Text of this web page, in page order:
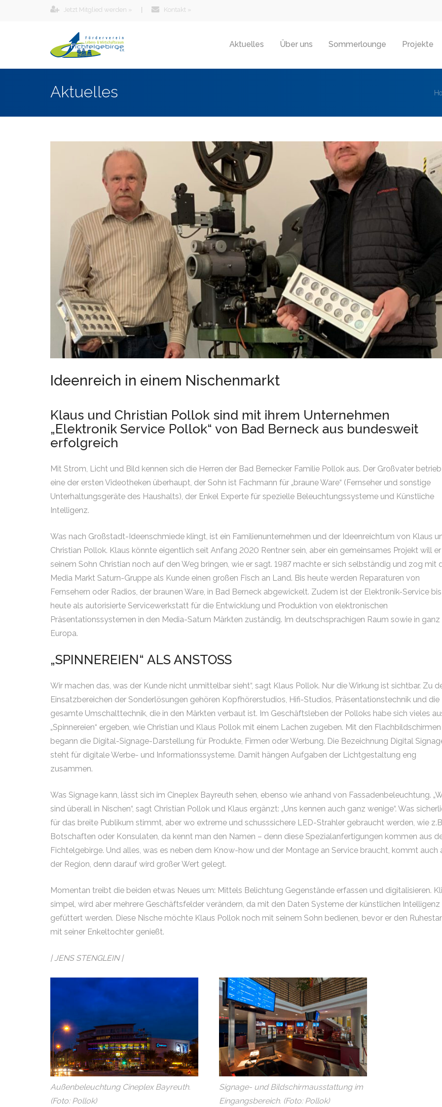
Jetzt Mitglied werden » Kontakt »
Aktuelles Über uns Sommerlounge Projekte
Aktuelles
Ideenreich in einem Nischenmarkt
Klaus und Christian Pollok sind mit ihrem Unternehmen
„Elektronik Service Pollok“ von Bad Berneck aus bundesweit
erfolgreich
Mit Strom, Licht und Bild kennen sich die Herren der Bad Bernecker Familie Pollok aus. Der Großvater betrieb
eine der ersten Videotheken überhaupt, der Sohn ist Fachmann für „braune Ware“ (Fernseher und sonstige
Unterhaltungsgeräte des Haushalts), der Enkel Experte für spezielle Beleuchtungssysteme und Künstliche
Intelligenz.
Was nach Großstadt-Ideenschmiede klingt, ist ein Familienunternehmen und der Ideenreichtum von Klaus
Christian Pollok. Klaus könnte eigentlich seit Anfang 2020 Rentner sein, aber ein gemeinsames Projekt will
seinem Sohn Christian noch auf den Weg bringen, wie er sagt. 1987 machte er sich selbständig und zog mit
Media Markt Saturn-Gruppe als Kunde einen großen Fisch an Land. Bis heute werden Reparaturen von
Fernsehern oder Radios, der braunen Ware, in Bad Berneck abgewickelt. Zudem ist der Elektronik-Service bis
heute als autorisierte Servicewerkstatt für die Entwicklung und Produktion von elektronischen
Präsentationssystemen in den Media-Saturn Märkten zuständig. Im deutschsprachigen Raum sowie in ganz
Europa.
„SPINNEREIEN“ ALS ANSTOSS
Wir machen das, was der Kunde nicht unmittelbar sieht“, sagt Klaus Pollok. Nur die Wirkung ist sichtbar. Zu
Einsatzbereichen der Sonderlösungen gehören Kopfhörerstudios, Hifi-Studios, Präsentationstechnik und die
gesamte Umschalttechnik, die in den Märkten verbaut ist. Im Geschäftsleben der Polloks habe sich vieles
„Spinnereien“ ergeben, wie Christian und Klaus Pollok mit einem Lachen zugeben. Mit den Flachbildschirmen
begann die Digital-Signage-Darstellung für Produkte, Firmen oder Werbung. Die Bezeichnung Digital
steht für digitale Werbe- und Informationssysteme. Damit hängen Aufgaben der Lichtgestaltung eng
zusammen.
Was Signage kann, lässt sich im Cineplex Bayreuth sehen, ebenso wie anhand von Fassadenbeleuchtung.
sind überall in Nischen“, sagt Christian Pollok und Klaus ergänzt: „Uns kennen auch ganz wenige“. Was
für das breite Publikum stimmt, aber wo extreme und schusssichere LED-Strahler gebraucht werden, wie
Botschaften oder Konsulaten, da kennt man den Namen – denn diese Spezialanfertigungen kommen aus
Fichtelgebirge. Und alles, was es neben dem Know-how und der Montage an Service braucht, kommt auch
der Region, denn darauf wird großer Wert gelegt.
Momentan treibt die beiden etwas Neues um: Mittels Belichtung Gegenstände erfassen und digitalisieren.
simpel, wird aber mehrere Geschäftsfelder verändern, da mit den Daten Systeme der künstlichen Intelligenz
gefüttert werden. Diese Nische möchte Klaus Pollok noch mit seinem Sohn bedienen, bevor er den
mit seiner Enkeltochter genießt.
| JENS STENGLEIN |
Außenbeleuchtung Cineplex Bayreuth.
(Foto: Pollok)
Signage- und Bildschirmausstattung im
Eingangsbereich. (Foto: Pollok)